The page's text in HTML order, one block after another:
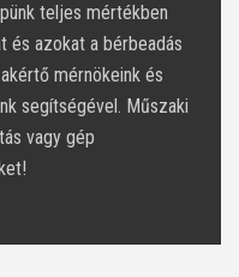
teljes mértékben
és azokat a bérbeadás
mérnökeink és
segítségével. Műszaki
vagy gép